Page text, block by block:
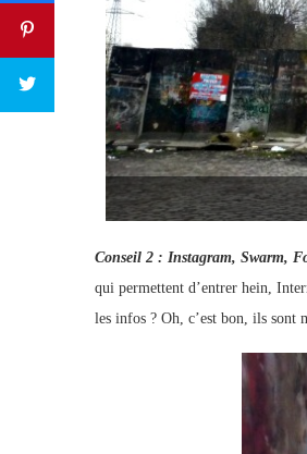
Conseil 2 : Instagram, Swarm,
qui permettent d’entrer hein,
les infos ? Oh, c’est bon, ils sont